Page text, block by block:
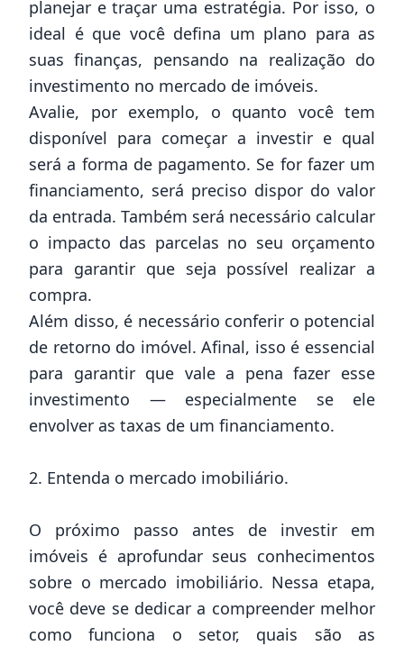
planejar e traçar uma estratégia. Por isso, o
ideal é que você defina um plano para as
suas finanças, pensando na realização do
investimento no mercado de imóveis.
Avalie, por exemplo, o quanto você tem
disponível para começar a investir e qual
será a forma de pagamento. Se for fazer um
financiamento, será preciso dispor do valor
da entrada. Também será necessário calcular
o impacto das parcelas no seu orçamento
para garantir que seja possível realizar a
compra.
Além disso, é necessário conferir o potencial
de retorno do imóvel. Afinal, isso é essencial
para garantir que vale a pena fazer esse
investimento — especialmente se ele
envolver as taxas de um financiamento.
2. Entenda o mercado imobiliário.
O próximo passo antes de investir em
imóveis é aprofundar seus conhecimentos
sobre o mercado imobiliário. Nessa etapa,
você deve se dedicar a compreender melhor
como funciona o setor, quais são as